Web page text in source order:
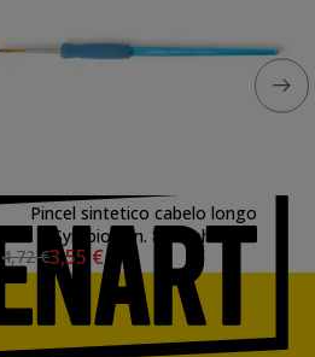
Pincel sintetico cabelo longo
Symbiose n. 8, Raphaël
4,72 €3,55 €